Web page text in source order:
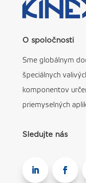
O spoločnosti
Sme globálnym
špeciálnych
komponentov
priemyselných
Sledujte nás